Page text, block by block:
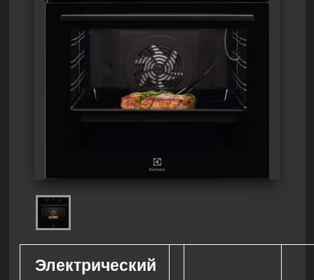
Электрический